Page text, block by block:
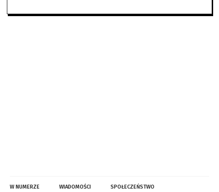
W NUMERZE WIADOMOŚCI SPOŁECZEŃSTWO